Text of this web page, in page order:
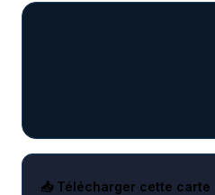
📥 Télécharger cette carte